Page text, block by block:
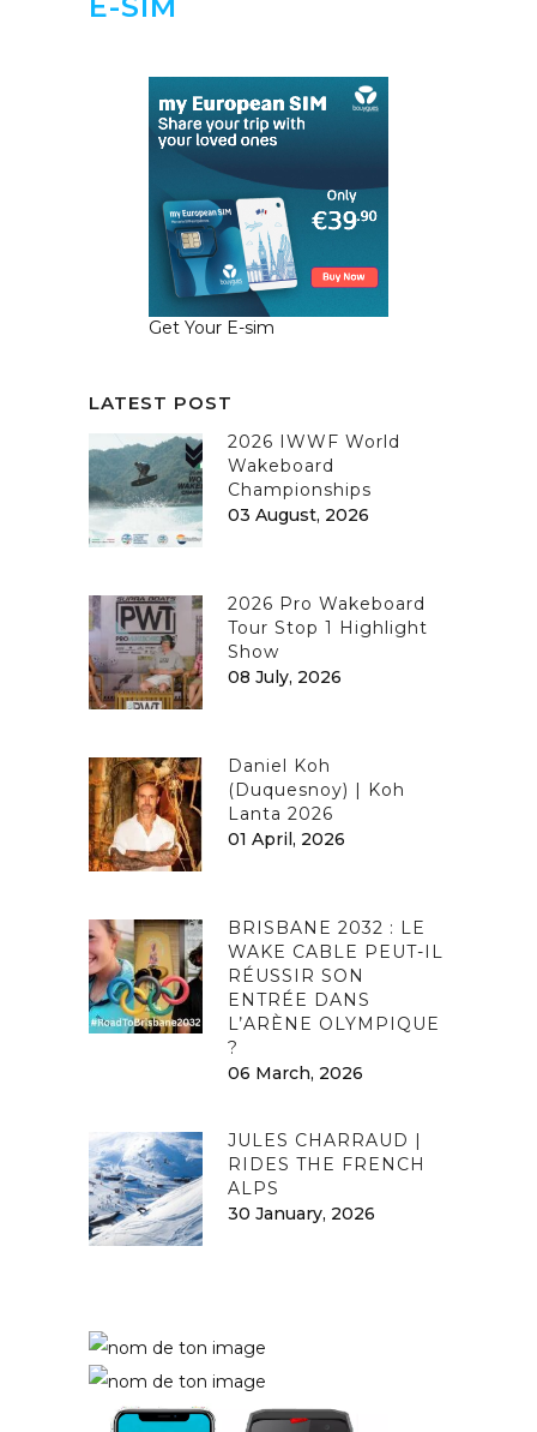
Get Your E-sim
LATEST POST
2026 IWWF World
Wakeboard
Championships
03 August, 2026
2026 Pro Wakeboard
Tour Stop 1 Highlight
Show
08 July, 2026
Daniel Koh
(Duquesnoy) | Koh
Lanta 2026
01 April, 2026
BRISBANE 2032 : LE
WAKE CABLE PEUT-IL
RÉUSSIR SON
ENTRÉE DANS
L’ARÈNE OLYMPIQUE
?
06 March, 2026
JULES CHARRAUD |
RIDES THE FRENCH
ALPS
30 January, 2026